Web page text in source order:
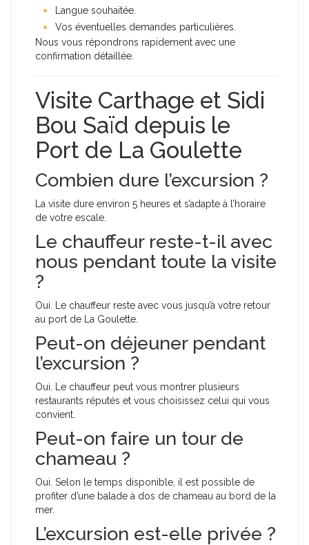
Langue souhaitée.
Vos éventuelles demandes particulières.
Nous vous répondrons rapidement avec une
confirmation détaillée.
Visite Carthage et Sidi
Bou Saïd depuis le
Port de La Goulette
Combien dure l’excursion ?
La visite dure environ 5 heures et s’adapte à l’horaire
de votre escale.
Le chauffeur reste-t-il avec
nous pendant toute la visite
?
Oui. Le chauffeur reste avec vous jusqu’à votre retour
au port de La Goulette.
Peut-on déjeuner pendant
l’excursion ?
Oui. Le chauffeur peut vous montrer plusieurs
restaurants réputés et vous choisissez celui qui vous
convient.
Peut-on faire un tour de
chameau ?
Oui. Selon le temps disponible, il est possible de
profiter d’une balade à dos de chameau au bord de la
mer.
L’excursion est-elle privée ?